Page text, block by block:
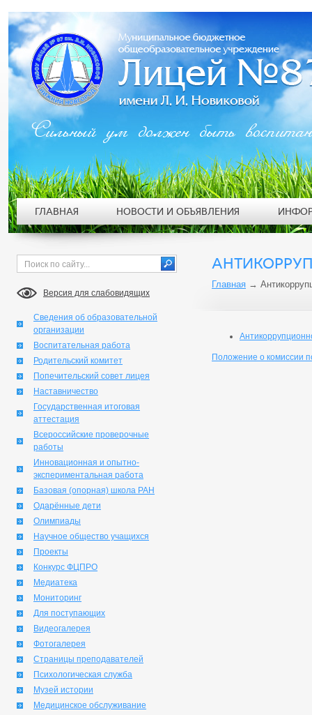
Версия для слабовидящих
Сведения об образовательной
организации
Воспитательная работа
Родительский комитет
Попечительский совет лицея
Наставничество
Государственная итоговая
аттестация
Всероссийские проверочные
работы
Инновационная и опытно-
экспериментальная работа
Базовая (опорная) школа РАН
Одарённые дети
Олимпиады
Научное общество учащихся
Проекты
Конкурс ФЦПРО
Медиатека
Мониторинг
Для поступающих
Видеогалерея
Фотогалерея
Страницы преподавателей
Психологическая служба
Музей истории
Медицинское обслуживание
Главная →
Положение о комиссии
Сильный ум должен быть
ГЛАВНАЯ НОВОСТИ И ОБЪЯВЛЕНИЯ